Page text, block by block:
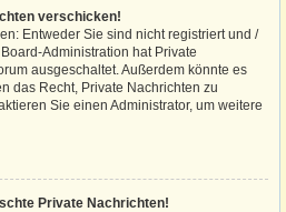
verschicken!
Entweder Sie sind nicht registriert und /
Administration hat Private
ausgeschaltet. Außerdem könnte es
das Recht, Private Nachrichten zu
Sie einen Administrator, um weitere
Private Nachrichten!